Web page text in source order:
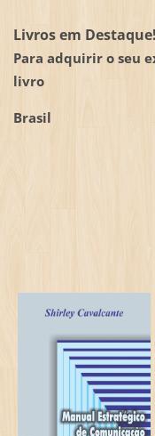
Livros em Destaque!
Para adquirir o seu
livro
Brasil